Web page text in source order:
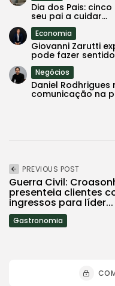
Dia dos Pais:
seu pai a cuidar...
Economia
Giovanni Zarutti
pode fazer sentido
Negócios
Daniel
comunicação na
PREVIOUS POST
Guerra Civil:
presenteia clientes
ingressos para líder...
Gastronomia